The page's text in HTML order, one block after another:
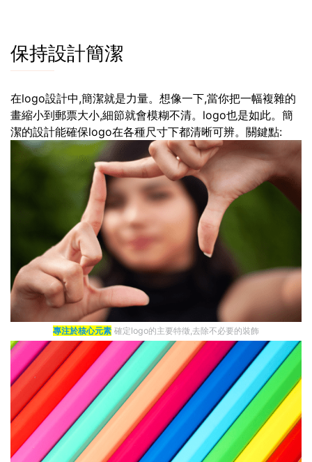
保持設計簡潔
在logo設計中,簡潔就是力量。想像一下,當你把一幅複雜的
畫縮小到郵票大小,細節就會模糊不清。logo也是如此。簡
潔的設計能確保logo在各種尺寸下都清晰可辨。關鍵點:
專注於核心元素 確定logo的主要特徵,去除不必要的裝飾